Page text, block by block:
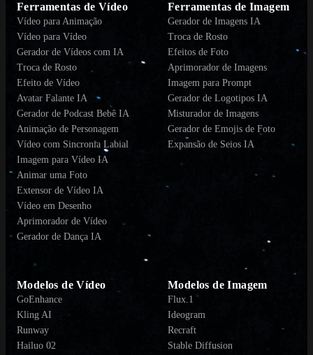
Ferramentas de Vídeo
Vídeo para Animação
Vídeo para Vídeo
Gerador de Vídeos com IA
Troca de Rosto
Efeito de Vídeo
Avatar Falante IA
Gerador de Podcast Bebê IA
Animação de Personagem
Vídeo com Sincronia Labial
Imagem para Vídeo IA
Animar uma Foto
Extensor de Vídeo IA
Vídeo em Desenho
Aprimorador de Vídeo
Gerador de Dança IA
Ferramentas de Imagem
Gerador de Imagens IA
Troca de Rosto
Efeitos de Foto
Aprimorador de Imagens
Imagem para Prompt
Gerador de Logotipos IA
Misturador de Imagens
Gerador de Emojis de Foto
Expansão de Seios IA
Modelos de Vídeo
GoEnhance
Kling AI
Runway
Hailuo 02
Modelos de Imagem
Flux.1
Ideogram
Recraft
Stable Diffusion